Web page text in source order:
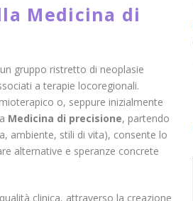
Medicina di
gruppo ristretto di neoplasie
a terapie locoregionali.
o, seppure inizialmente
Medicina di precisione, partendo
ambiente, stili di vita), consente lo
alternative e speranze concrete
clinica, attraverso la creazione